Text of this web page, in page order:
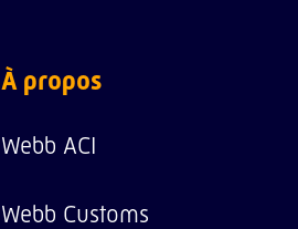
À propos
Webb ACI
Webb Customs